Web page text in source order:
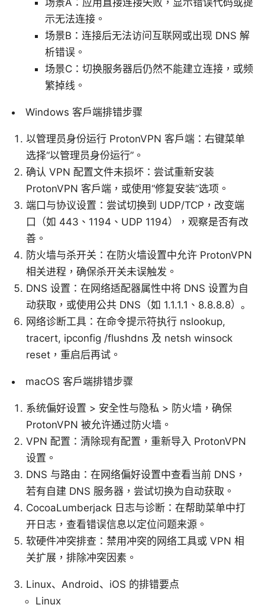
场景A：应用直接连接失败，显示错误代码或提
示无法连接。
场景B：连接后无法访问互联网或出现 DNS 解
析错误。
场景C：切换服务器后仍然不能建立连接，或频
繁掉线。
Windows 客户端排错步骤
以管理员身份运行 ProtonVPN 客户端：右键菜单
选择“以管理员身份运行”。
确认 VPN 配置文件未损坏：尝试重新安装
ProtonVPN 客户端，或使用“修复安装”选项。
端口与协议设置：尝试切换到 UDP/TCP，改变端
口（如 443、1194、UDP 1194），观察是否有改
善。
防火墙与杀开关：在防火墙设置中允许 ProtonVPN
相关进程，确保杀开关未误触发。
DNS 设置：在网络适配器属性中将 DNS 设置为自
动获取，或使用公共 DNS（如 1.1.1.1、8.8.8.8）。
网络诊断工具：在命令提示符执行 nslookup,
tracert, ipconfig /flushdns 及 netsh winsock
reset，重启后再试。
macOS 客户端排错步骤
系统偏好设置 > 安全性与隐私 > 防火墙，确保
ProtonVPN 被允许通过防火墙。
VPN 配置：清除现有配置，重新导入 ProtonVPN
设置。
DNS 与路由：在网络偏好设置中查看当前 DNS，
若有自建 DNS 服务器，尝试切换为自动获取。
CocoaLumberjack 日志与诊断：在帮助菜单中打
开日志，查看错误信息以定位问题来源。
软硬件冲突排查：禁用冲突的网络工具或 VPN 相
关扩展，排除冲突因素。
Linux、Android、iOS 的排错要点
Linux